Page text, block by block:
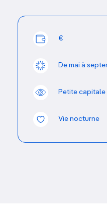
restaurants, cela n'a
travaillent dans la
verrez les jeunes
centre historique. L'une
ce dédale de ruelles,
presque inévitablement
garçon… C'est bien la
€
De mai à
Petite
Vie nocturne